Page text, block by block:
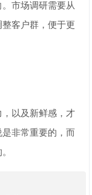
市场调研需要从
客户群，便于更
以及新鲜感，才
非常重要的，而